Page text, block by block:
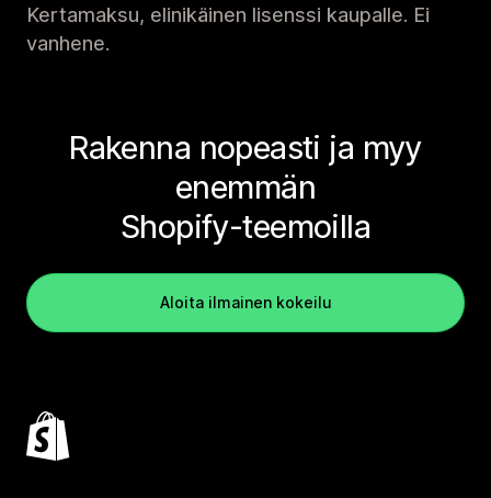
Kertamaksu, elinikäinen lisenssi kaupalle. Ei
vanhene.
Rakenna nopeasti ja myy
enemmän
Shopify-teemoilla
Aloita ilmainen kokeilu